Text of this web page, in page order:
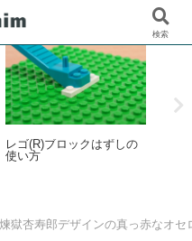
レゴ(R)公式オンラインス
トアで2026年「スター・
獄杏寿郎デザインの真っ赤なオ
検索